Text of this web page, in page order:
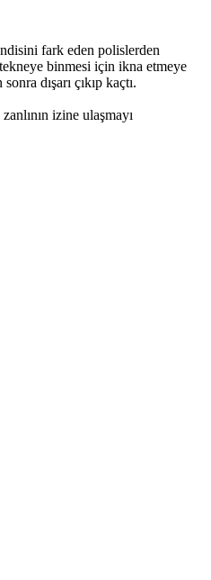
fark eden polislerden
binmesi için ikna etmeye
dışarı çıkıp kaçtı.
izine ulaşmayı